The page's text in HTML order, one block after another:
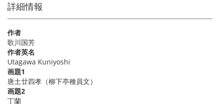
詳細情報
作者
歌川国芳
作者英名
Utagawa Kuniyoshi
画題1
唐土廿四孝（柳下亭種員文）
画題2
丁蘭